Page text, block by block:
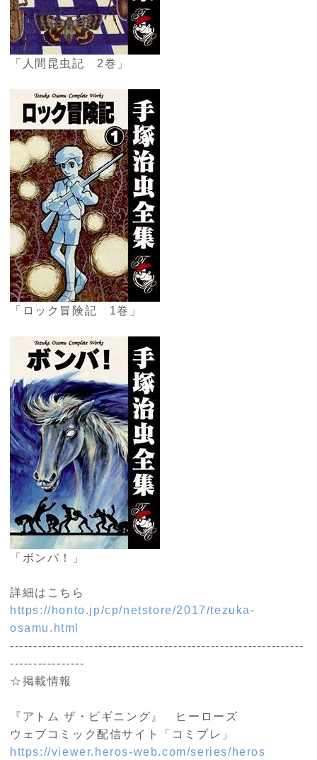
「人間昆虫記 2巻」
「ロック冒険記 1巻」
「ボンバ！」
詳細はこちら
https://honto.jp/cp/netstore/2017/tezuka-
osamu.html
---------------------------------------------------------------
----------------
☆掲載情報
『アトム ザ・ビギニング』 ヒーローズ
ウェブコミック配信サイト「コミプレ」
https://viewer.heros-web.com/series/heros